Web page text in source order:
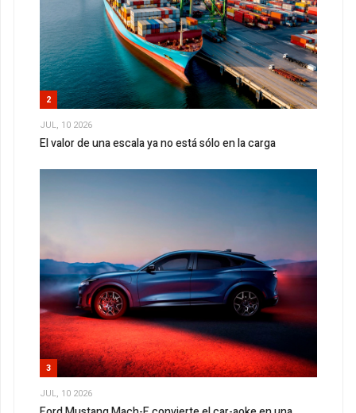
2
JUL, 10 2026
El valor de una escala ya no está sólo en la carga
3
JUL, 10 2026